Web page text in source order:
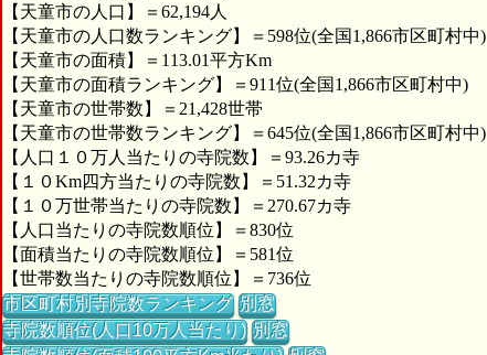
【天童市の人口】＝62,194人
【天童市の人口数ランキング】＝598位(全国1,866市区町村中)
【天童市の面積】＝113.01平方Km
【天童市の面積ランキング】＝911位(全国1,866市区町村中)
【天童市の世帯数】＝21,428世帯
【天童市の世帯数ランキング】＝645位(全国1,866市区町村中)
【人口１０万人当たりの寺院数】＝93.26カ寺
【１０Km四方当たりの寺院数】＝51.32カ寺
【１０万世帯当たりの寺院数】＝270.67カ寺
【人口当たりの寺院数順位】＝830位
【面積当たりの寺院数順位】＝581位
【世帯数当たりの寺院数順位】＝736位
市区町村別寺院数ランキング 別窓
寺院数順位(人口10万人当たり) 別窓